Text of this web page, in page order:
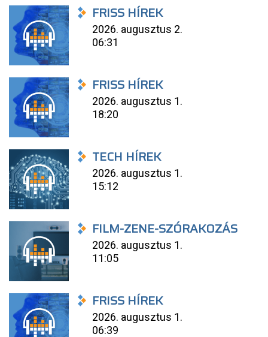
FRISS HÍREK
2026. augusztus 2.
06:31
FRISS HÍREK
2026. augusztus 1.
18:20
TECH HÍREK
2026. augusztus 1.
15:12
FILM-ZENE-SZÓRAKOZÁS
2026. augusztus 1.
11:05
FRISS HÍREK
2026. augusztus 1.
06:39